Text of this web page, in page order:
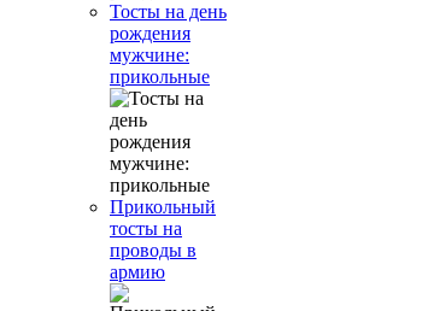
Тосты на день
рождения
мужчине:
прикольные
Прикольный
тосты на
проводы в
армию